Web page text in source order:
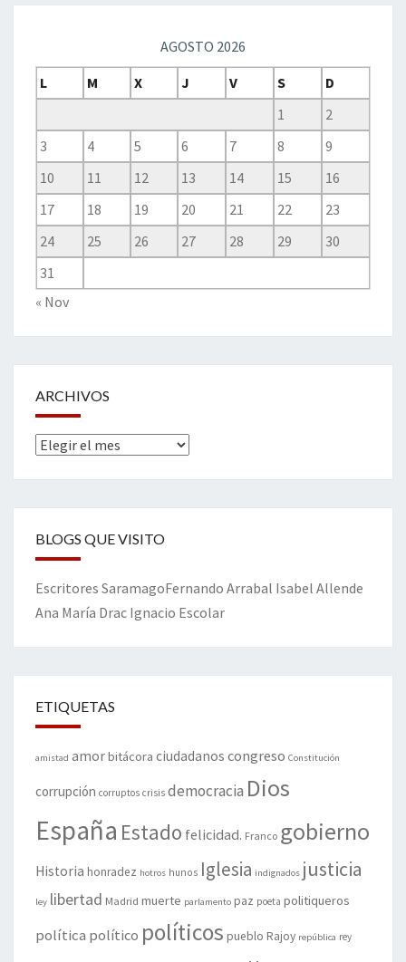
AGOSTO 2026
L
M X J V S
D
1
2
3
4 5 6 7 8
9
10
11 12 13 14 15
16
17
18 19 20 21 22
23
24
25 26 27 28 29
30
31
« Nov
ARCHIVOS
Archivos
BLOGS QUE VISITO
Escritores SaramagoFernando Arrabal Isabel Allende
Ana María Drac Ignacio Escolar
ETIQUETAS
amistad amorbitácora ciudadanos congreso Constitución
corrupción corruptos crisis democracia Dios
España Estado felicidad. Franco gobierno
Historia honradez hotros hunos Iglesia indignados justicia
ley libertad Madrid muerte parlamento paz poeta politiqueros
política político políticos pueblo Rajoy república rey